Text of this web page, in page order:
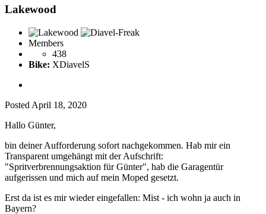
Lakewood
Members
438
Bike: XDiavelS
Posted April 18, 2020
Hallo Günter,
bin deiner Aufforderung sofort nachgekommen. Hab mir ein
Transparent umgehängt mit der Aufschrift:
"Spritverbrennungsaktion für Günter", hab die Garagentür
aufgerissen und mich auf mein Moped gesetzt.
Erst da ist es mir wieder eingefallen: Mist - ich wohn ja auch in
Bayern?